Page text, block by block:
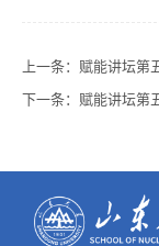
上一条： 赋能讲坛第
下一条： 赋能讲坛第